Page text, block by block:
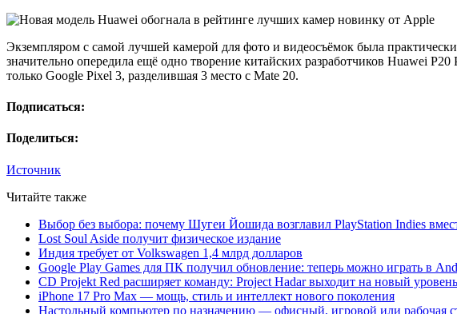
Экземпляром с самой лучшей камерой для фото и видеосъёмок была
значительно опередила ещё одно творение китайских разработчиков Huawei
только Google Pixel 3, разделившая 3 место с Mate 20.
Подписаться:
Поделиться:
Источник
Читайте также
Выбор без выбора: почему Шугеи Йошида возглавил PlayStation Indies
Lost Soul Aside получит физическое издание
Индия требует от Volkswagen 1,4 млрд долларов
Google Play Games для ПК получил обновление: теперь можно играть в
CD Projekt Red расширяет команду: Project Hadar выходит на новый
iPhone 17 Pro Max — мощь, стиль и интеллект нового поколения
Настольный компьютер по назначению — офисный, игровой или рабочая